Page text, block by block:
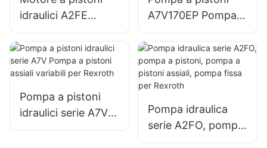
idraulici A2FE
90/61W Motore a
pistoni assiali fissi
per Bosch Rexroth
A7V170EP Pompa
idraulica a
cilindrata variabile
per Rexroth
Pompa a pistoni
idraulici serie A7V
Pompa a pistoni
Pompa idraulica
serie A2FO, pompa
a pistoni, pompa a